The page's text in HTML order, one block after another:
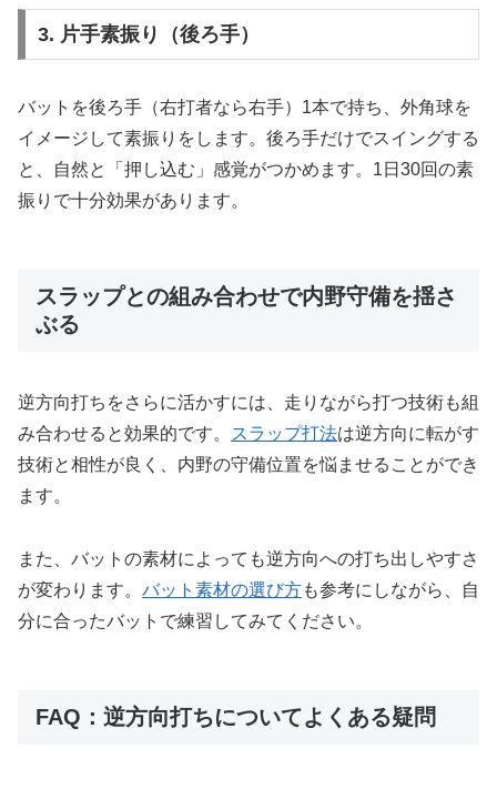
3. 片手素振り（後ろ手）
バットを後ろ手（右打者なら右手）1本で持ち、外角球を
イメージして素振りをします。後ろ手だけでスイングする
と、自然と「押し込む」感覚がつかめます。1日30回の素
振りで十分効果があります。
スラップとの組み合わせで内野守備を揺さ
ぶる
逆方向打ちをさらに活かすには、走りながら打つ技術も組
み合わせると効果的です。
スラップ打法は逆方向に転がす
技術と相性が良く、内野の守備位置を悩ませることができ
ます。
また、バットの素材によっても逆方向への打ち出しやすさ
が変わります。 バット素材の選び方も参考にしながら、自
分に合ったバットで練習してみてください。
FAQ：逆方向打ちについてよくある疑問